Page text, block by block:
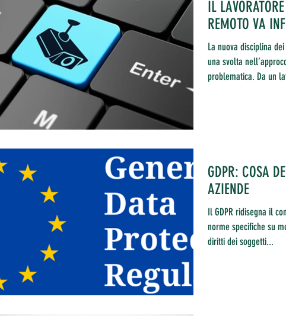
IL
REMOTO VA
La nuova disciplina
una svolta
problematica. Da un
GDPR: COSA
AZIENDE
Il GDPR ridisegna il
norme specifiche su
diritti dei soggetti...